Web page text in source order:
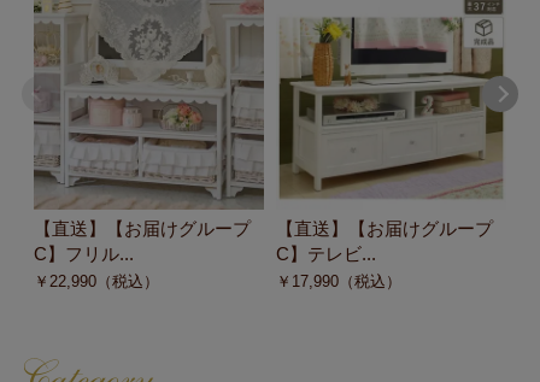
【直送】【お届けグループ
C】フリル...
￥ 22,990 （税込）
【直送】【お届けグループ
C】テレビ...
￥ 17,990 （税込）